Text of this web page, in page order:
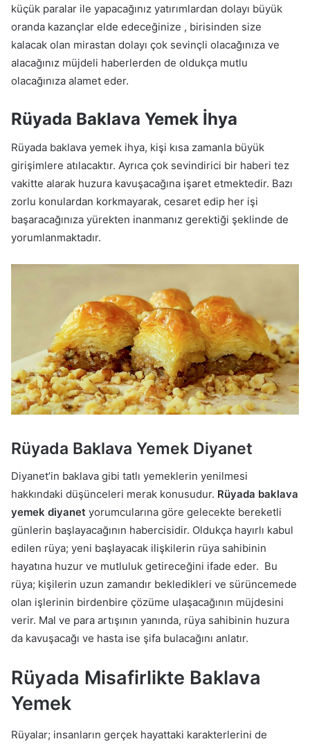
küçük paralar ile yapacağınız yatırımlardan dolayı büyük
oranda kazançlar elde edeceğinize , birisinden size
kalacak olan mirastan dolayı çok sevinçli olacağınıza ve
alacağınız müjdeli haberlerden de oldukça mutlu
olacağınıza alamet eder.
Rüyada Baklava Yemek İhya
Rüyada baklava yemek ihya, kişi kısa zamanla büyük
girişimlere atılacaktır. Ayrıca çok sevindirici bir haberi tez
vakitte alarak huzura kavuşacağına işaret etmektedir. Bazı
zorlu konulardan korkmayarak, cesaret edip her işi
başaracağınıza yürekten inanmanız gerektiği şeklinde de
yorumlanmaktadır.
Rüyada Baklava Yemek Diyanet
Diyanet’in baklava gibi tatlı yemeklerin yenilmesi
hakkındaki düşünceleri merak konusudur. Rüyada baklava
yemek diyanet yorumcularına göre gelecekte bereketli
günlerin başlayacağının habercisidir. Oldukça hayırlı kabul
edilen rüya; yeni başlayacak ilişkilerin rüya sahibinin
hayatına huzur ve mutluluk getireceğini ifade eder. Bu
rüya; kişilerin uzun zamandır bekledikleri ve sürüncemede
olan işlerinin birdenbire çözüme ulaşacağının müjdesini
verir. Mal ve para artışının yanında, rüya sahibinin huzura
da kavuşacağı ve hasta ise şifa bulacağını anlatır.
Rüyada Misafirlikte Baklava
Yemek
Rüyalar; insanların gerçek hayattaki karakterlerini de